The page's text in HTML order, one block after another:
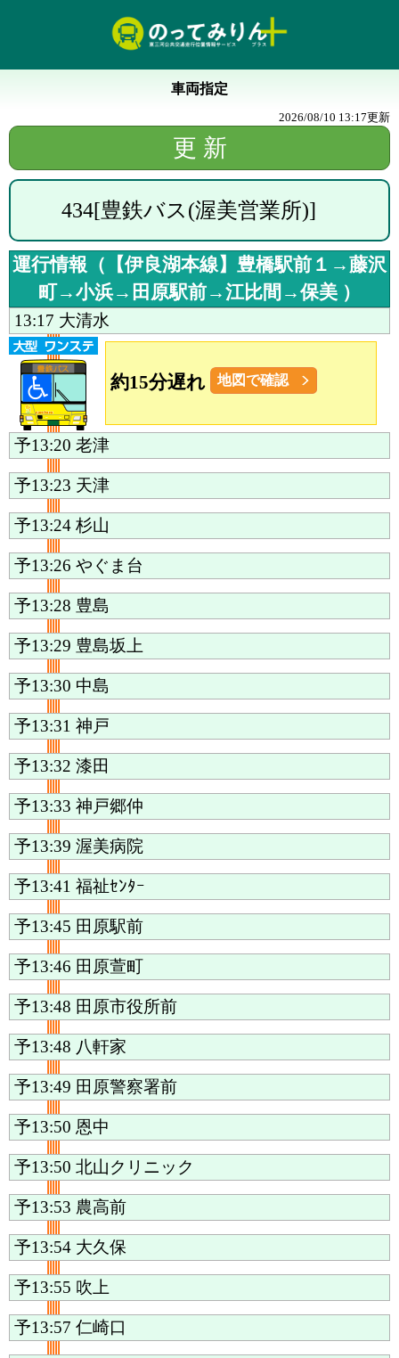
車両指定
2026/08/10 13:17更新
434[豊鉄バス(渥美営業所)]
運行情報（ 【伊良湖本線】豊橋駅前１→藤沢
町→小浜→田原駅前→江比間→保美 ）
13:17 大清水
約15分遅れ 地図で確認
予13:20 老津
予13:23 天津
予13:24 杉山
予13:26 やぐま台
予13:28 豊島
予13:29 豊島坂上
予13:30 中島
予13:31 神戸
予13:32 漆田
予13:33 神戸郷仲
予13:39 渥美病院
予13:41 福祉ｾﾝﾀｰ
予13:45 田原駅前
予13:46 田原萱町
予13:48 田原市役所前
予13:48 八軒家
予13:49 田原警察署前
予13:50 恩中
予13:50 北山クリニック
予13:53 農高前
予13:54 大久保
予13:55 吹上
予13:57 仁崎口